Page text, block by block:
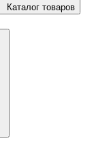
Каталог товаров